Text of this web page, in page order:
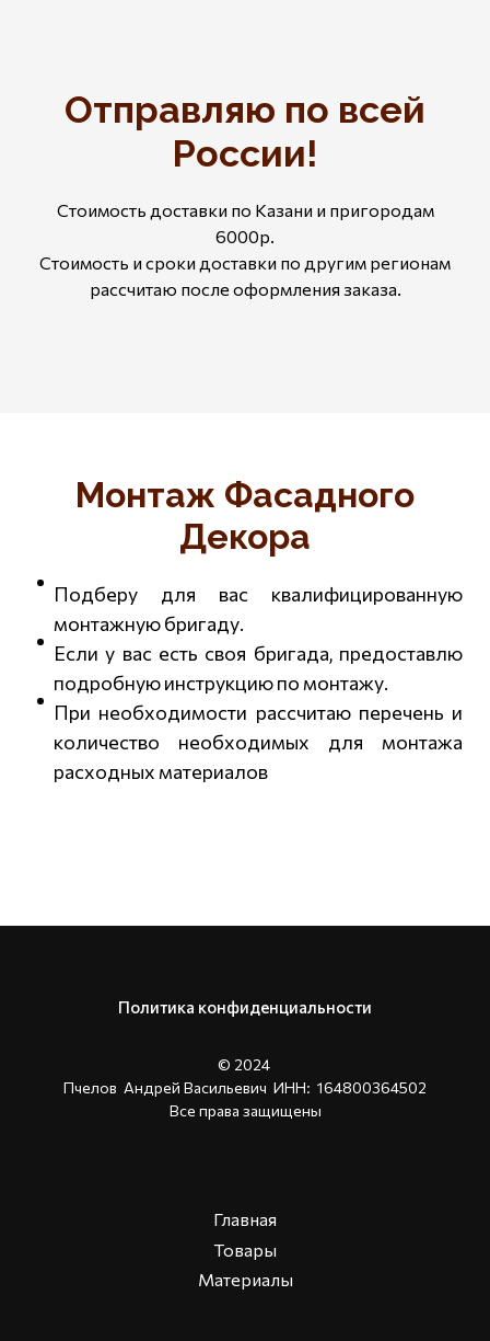
Отправляю по всей
России!
Стоимость доставки по Казани и пригородам
6000р.
Стоимость и сроки доставки по другим регионам
рассчитаю после оформления заказа.
Монтаж Фасадного
Декора
Подберу для вас квалифицированную
монтажную бригаду.
Если у вас есть своя бригада, предоставлю
подробную инструкцию по монтажу.
При необходимости рассчитаю перечень и
количество необходимых для монтажа
расходных материалов
Политика конфиденциальности
© 2024
Пчелов Андрей Васильевич ИНН: 164800364502
Все права защищены
Главная
Товары
Материалы